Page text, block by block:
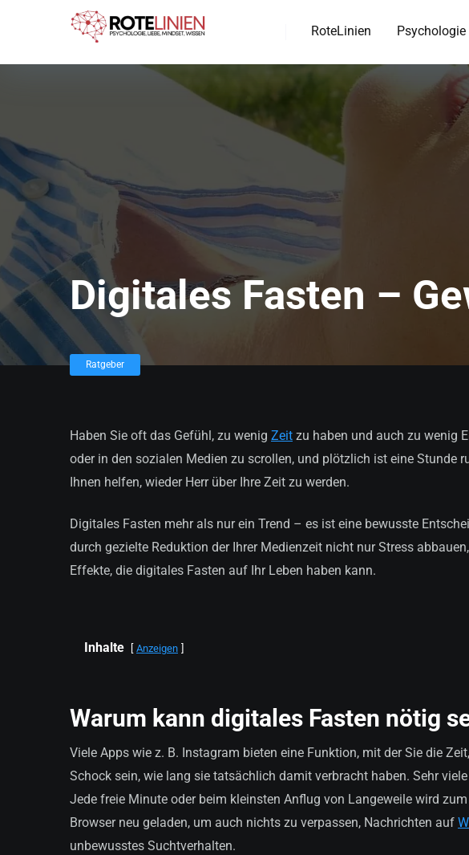
RoteLinien Psychologie
Digitales Fasten –
Ratgeber
Haben Sie oft das Gefühl, zu wenig Zeit zu haben und auch zu wenig
oder in den sozialen Medien zu scrollen, und plötzlich ist eine
Ihnen helfen, wieder Herr über Ihre Zeit zu werden.
Digitales Fasten mehr als nur ein Trend – es ist eine bewusste
durch gezielte Reduktion der Ihrer Medienzeit nicht nur Stress
Effekte, die digitales Fasten auf Ihr Leben haben kann.
Inhalte Anzeigen
Warum kann digitales Fasten nötig
Viele Apps wie z. B. Instagram bieten eine Funktion, mit der Sie die
Schock sein, wie lang sie tatsächlich damit verbracht haben. Sehr
Jede freie Minute oder beim kleinsten Anflug von Langeweile wird
Browser neu geladen, um auch nichts zu verpassen, Nachrichten auf
unbewusstes Suchtverhalten.